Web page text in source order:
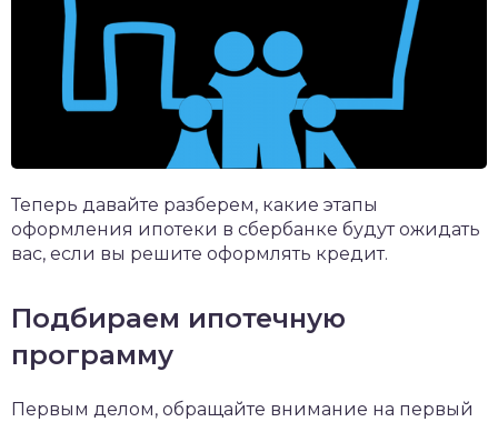
Теперь давайте разберем, какие этапы
оформления ипотеки в сбербанке будут ожидать
вас, если вы решите оформлять кредит.
Подбираем ипотечную
программу
Первым делом, обращайте внимание на первый